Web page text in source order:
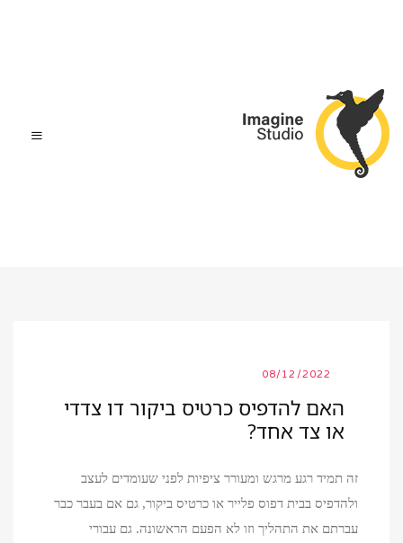
08/12/2022
האם להדפיס כרטיס ביקור דו צדדי
או צד אחד?
זה תמיד רגע מרגש ומעורר ציפיות לפני שעומדים לעצב
ולהדפיס בבית דפוס פלייר או כרטיס ביקור, גם אם בעבר כבר
עברתם את התהליך וזו לא הפעם הראשונה. גם עבורי